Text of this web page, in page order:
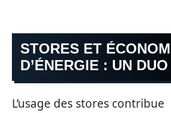
STORES ET
D’ÉNERGIE : UN
L’usage des stores contribue